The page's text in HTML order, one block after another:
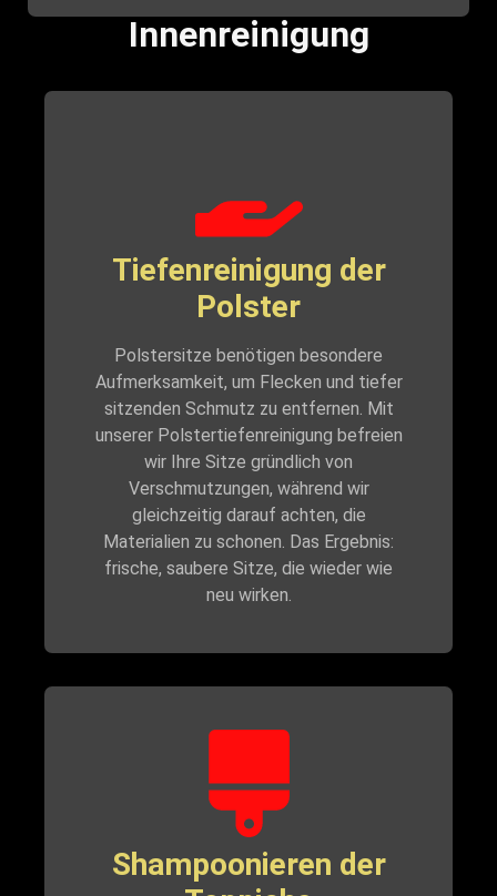
Innenreinigung
Tiefenreinigung der
Polster
Polstersitze benötigen besondere
Aufmerksamkeit, um Flecken und tiefer
sitzenden Schmutz zu entfernen. Mit
unserer Polstertiefenreinigung befreien
wir Ihre Sitze gründlich von
Verschmutzungen, während wir
gleichzeitig darauf achten, die
Materialien zu schonen. Das Ergebnis:
frische, saubere Sitze, die wieder wie
neu wirken.
Shampoonieren der